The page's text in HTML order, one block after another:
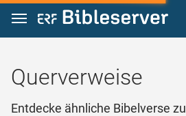
Zum Inhalt springen
Querverweise
Entdecke ähnliche Bibelverse zu